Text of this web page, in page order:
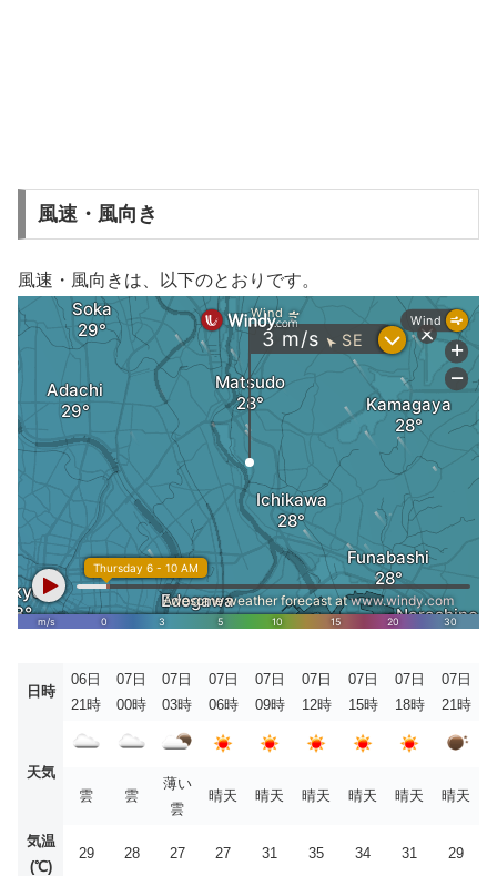
風速・風向き
風速・風向きは、以下のとおりです。
日時
06日
21時
07日
00時
07日
03時
07日
06時
07日
09時
07日
12時
07日
15時
07日
18時
07日
21時
天気
雲
雲
薄い
雲
晴天 晴天 晴天 晴天 晴天 晴天
気温
(℃)
29 28 27 27 31 35 34 31 29